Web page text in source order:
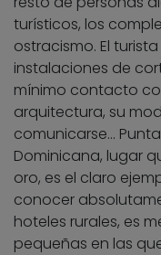
turísticos, los
ostracismo. El
instalaciones de
mínimo contacto
arquitectura, su
comunicarse…
Dominicana, lugar
oro, es el claro
conocer
hoteles rurales, es
pequeñas en las